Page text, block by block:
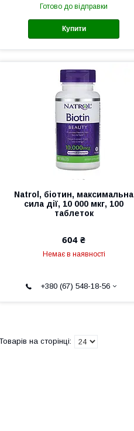
Готово до відправки
Купити
Natrol, біотин, максимальна
сила дії, 10 000 мкг, 100
таблеток
604 ₴
Немає в наявності
+380 (67) 548-18-56